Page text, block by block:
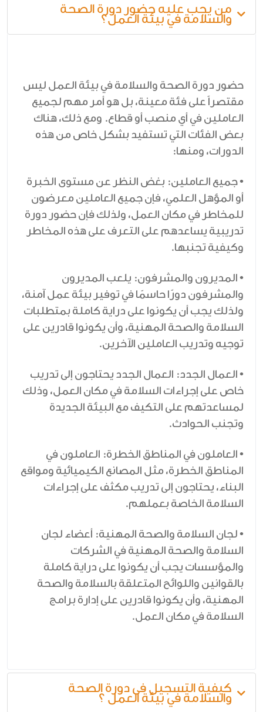
من يجب عليه حضور دورة الصحة
والسلامة في بيئة العمل؟
حضور دورة الصحة والسلامة في بيئة العمل ليس
مقتصراً على فئة معينة، بل هو أمر مهم لجميع
العاملين في أي منصب أو قطاع. ومع ذلك، هناك
بعض الفئات التي تستفيد بشكل خاص من هذه
الدورات، ومنها:
• جميع العاملين: بغض النظر عن مستوى الخبرة
أو المؤهل العلمي، فإن جميع العاملين معرضون
للمخاطر في مكان العمل، ولذلك فإن حضور دورة
تدريبية يساعدهم على التعرف على هذه المخاطر
وكيفية تجنبها.
• المديرون والمشرفون: يلعب المديرون
والمشرفون دورًا حاسمًا في توفير بيئة عمل آمنة،
ولذلك يجب أن يكونوا على دراية كاملة بمتطلبات
السلامة والصحة المهنية، وأن يكونوا قادرين على
توجيه وتدريب العاملين الآخرين.
• العمال الجدد: العمال الجدد يحتاجون إلى تدريب
خاص على إجراءات السلامة في مكان العمل، وذلك
لمساعدتهم على التكيف مع البيئة الجديدة
وتجنب الحوادث.
• العاملون في المناطق الخطرة: العاملون في
المناطق الخطرة، مثل المصانع الكيميائية ومواقع
البناء، يحتاجون إلى تدريب مكثف على إجراءات
السلامة الخاصة بعملهم.
• لجان السلامة والصحة المهنية: أعضاء لجان
السلامة والصحة المهنية في الشركات
والمؤسسات يجب أن يكونوا على دراية كاملة
بالقوانين واللوائح المتعلقة بالسلامة والصحة
المهنية، وأن يكونوا قادرين على إدارة برامج
السلامة في مكان العمل.
كيفية التسجيل فى دورة الصحة
والسلامة في بيئة العمل ؟